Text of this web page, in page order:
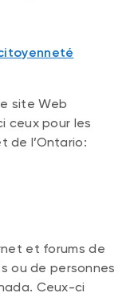
site Web
ceux pour les
de l’Ontario:
et forums de
ou de personnes
Ceux-ci